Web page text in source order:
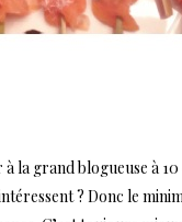
la grand blogueuse à
? Donc le